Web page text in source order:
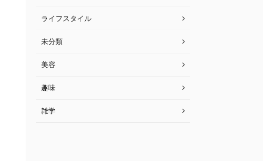
ライフスタイル
未分類
美容
趣味
雑学